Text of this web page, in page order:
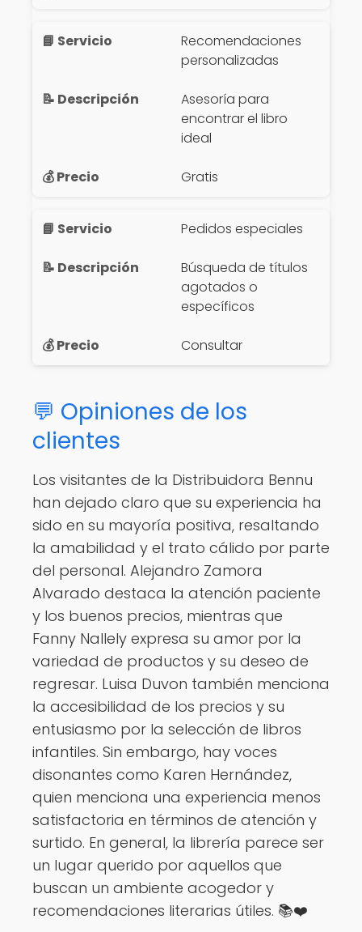
Recomendaciones
personalizadas
Asesoría para
encontrar el libro
ideal
Gratis
Pedidos especiales
Búsqueda de títulos
agotados o
específicos
Consultar
💬 Opiniones de los
clientes
Los visitantes de la Distribuidora Bennu
han dejado claro que su experiencia ha
sido en su mayoría positiva, resaltando
la amabilidad y el trato cálido por parte
del personal. Alejandro Zamora
Alvarado destaca la atención paciente
y los buenos precios, mientras que
Fanny Nallely expresa su amor por la
variedad de productos y su deseo de
regresar. Luisa Duvon también menciona
la accesibilidad de los precios y su
entusiasmo por la selección de libros
infantiles. Sin embargo, hay voces
disonantes como Karen Hernández,
quien menciona una experiencia menos
satisfactoria en términos de atención y
surtido. En general, la librería parece ser
un lugar querido por aquellos que
buscan un ambiente acogedor y
recomendaciones literarias útiles. 📚❤️